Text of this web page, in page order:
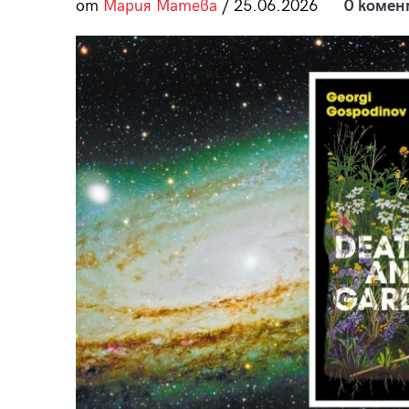
от Мария Матева / 25.06.2026 0
28/29